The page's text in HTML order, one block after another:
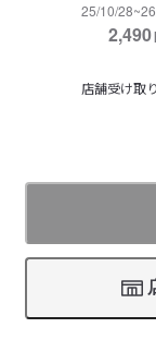
25/10/
2,490
店舗受け取